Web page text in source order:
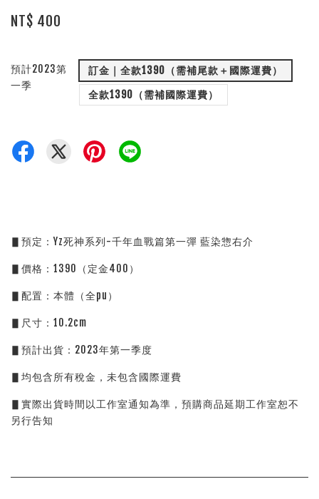
NT$ 400
預計2023第
一季
訂金｜全款1390（需補尾款＋國際運費）
全款1390（需補國際運費）
▋預定：Yz死神系列-千年血戰篇第一彈 藍染惣右介
▋價格：1390（定金400）
▋配置：本體（全pu）
▋尺寸：10.2cm
▋預計出貨：2023年第一季度
▋均包含所有稅金，未包含國際運費
▋實際出貨時間以工作室通知為準，預購商品延期工作室恕不
另行告知